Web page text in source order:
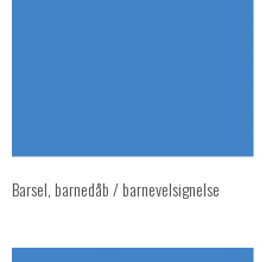
Barsel, barnedåb / barnevelsignelse